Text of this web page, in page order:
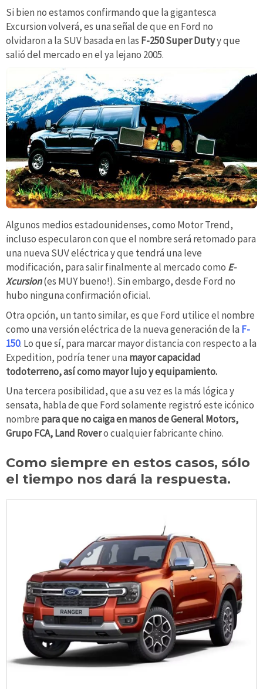
Si bien no estamos confirmando que la gigantesca
Excursion volverá, es una señal de que en Ford no
olvidaron a la SUV basada en las F-250 Super Dutyy que
salió del mercado en el ya lejano 2005.
Algunos medios estadounidenses, como Motor Trend,
incluso especularon con que el nombre será retomado para
una nueva SUV eléctrica y que tendrá una leve
modificación, para salir finalmente al mercado como E-
Xcursion(es MUY bueno!). Sin embargo, desde Ford no
hubo ninguna confirmación oficial.
Otra opción, un tanto similar, es que Ford utilice el nombre
como una versión eléctrica de la nueva generación de la F-
150. Lo que sí, para marcar mayor distancia con respecto a la
Expedition, podría tener una mayor capacidad
todoterreno, así como mayor lujo y equipamiento.
Una tercera posibilidad, que a su vez es la más lógica y
sensata, habla de que Ford solamente registró este icónico
nombre para que no caiga en manos de General Motors,
Grupo FCA, Land Rovero cualquier fabricante chino.
Como siempre en estos casos, sólo
el tiempo nos dará la respuesta.